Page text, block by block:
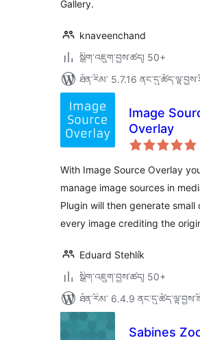
Gallery.
knaveenchand
སྒྲིག་འཇུག་བྱས་ཚད། 50+
ཐོན་རིམ་ 5.7.16
Image
Overlay
With Image Source Overlay
manage image sources in
Plugin will then generate small
every image crediting the
Eduard Stehlík
སྒྲིག་འཇུག་བྱས་ཚད། 50+
ཐོན་རིམ་ 6.4.9
Sabines